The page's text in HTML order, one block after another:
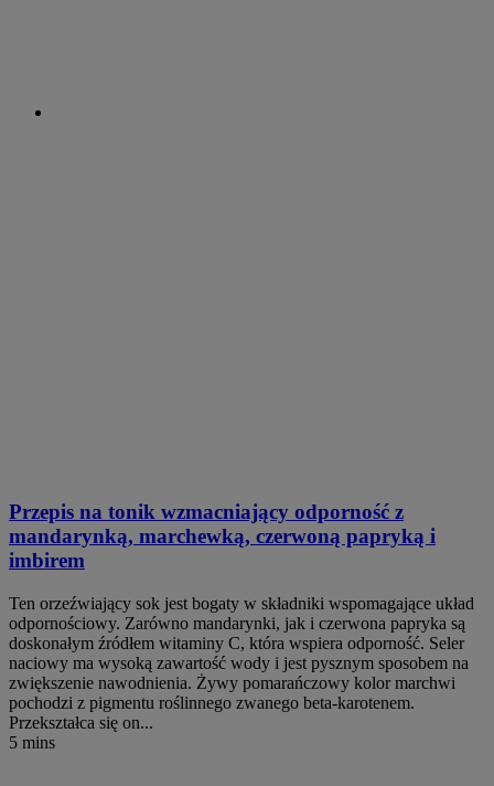
Przepis na tonik wzmacniający odporność z
mandarynką, marchewką, czerwoną papryką i
imbirem
Ten orzeźwiający sok jest bogaty w składniki wspomagające układ
odpornościowy. Zarówno mandarynki, jak i czerwona papryka są
doskonałym źródłem witaminy C, która wspiera odporność. Seler
naciowy ma wysoką zawartość wody i jest pysznym sposobem na
zwiększenie nawodnienia. Żywy pomarańczowy kolor marchwi
pochodzi z pigmentu roślinnego zwanego beta-karotenem.
Przekształca się on...
5 mins